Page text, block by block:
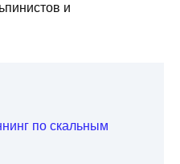
и
по скальным